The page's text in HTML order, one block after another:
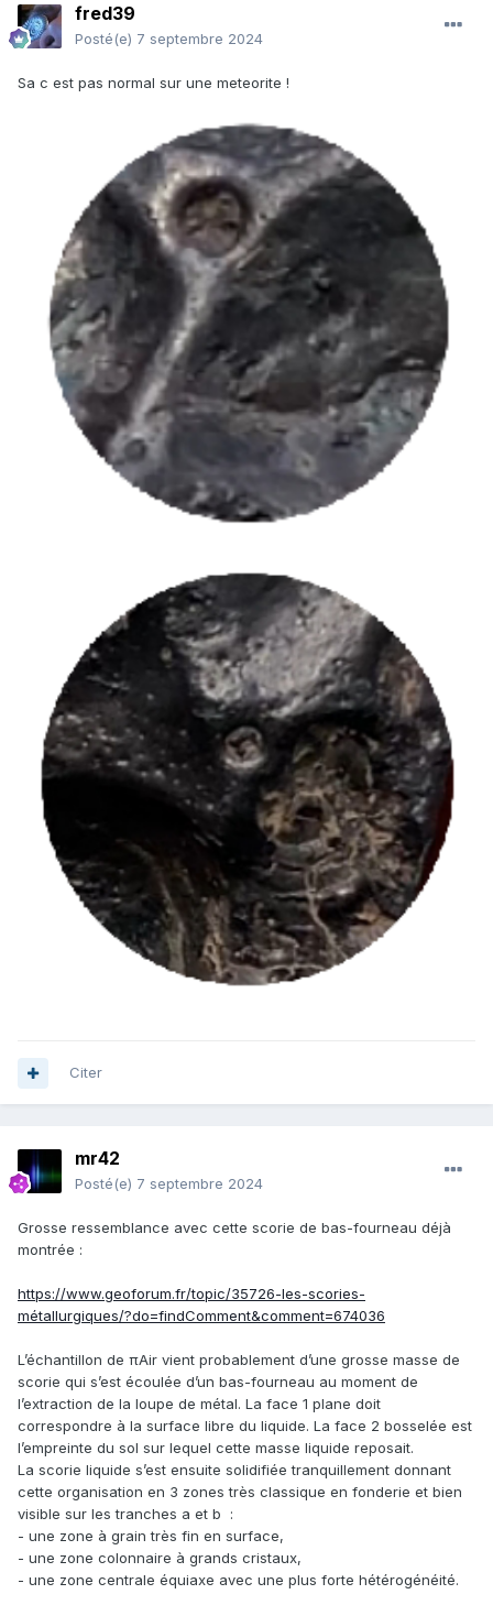
fred39
Posté(e) 7 septembre 2024
Sa c est pas normal sur une meteorite !
Citer
mr42
Posté(e) 7 septembre 2024
Grosse ressemblance avec cette scorie de bas-fourneau déjà
montrée :
https://www.geoforum.fr/topic/35726-les-scories-
métallurgiques/?do=findComment&comment=674036
L’échantillon de πAir vient probablement d’une grosse masse de
scorie qui s’est écoulée d’un bas-fourneau au moment de
l’extraction de la loupe de métal. La face 1 plane doit
correspondre à la surface libre du liquide. La face 2 bosselée est
l’empreinte du sol sur lequel cette masse liquide reposait.
La scorie liquide s’est ensuite solidifiée tranquillement donnant
cette organisation en 3 zones très classique en fonderie et bien
visible sur les tranches a et b :
- une zone à grain très fin en surface,
- une zone colonnaire à grands cristaux,
- une zone centrale équiaxe avec une plus forte hétérogénéité.